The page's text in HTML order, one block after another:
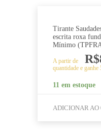
Tirante
escrita roxa
Mínimo
A partir de R$
quantidade e
11 em estoque
ADICIONAR